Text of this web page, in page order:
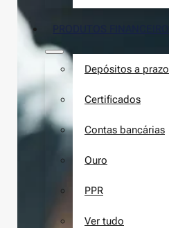
Depósitos a prazo
Certificados
Contas bancárias
Ouro
PPR
Ver tudo